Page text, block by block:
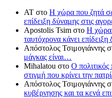
ΑΤ στο Η χώρα που ζητά
επίδειξη δύναμης στις
Apostolis Tsim στο Η χώρα
ταυτόχρονα κάνει
Απόστολος Τσιμογιάννης
μάγκας είναι…
Mihalatou στο Ο
στιγμή που κρίνει την
Απόστολος Τσιμογιάννης
κυβέρνησης και τα κενά